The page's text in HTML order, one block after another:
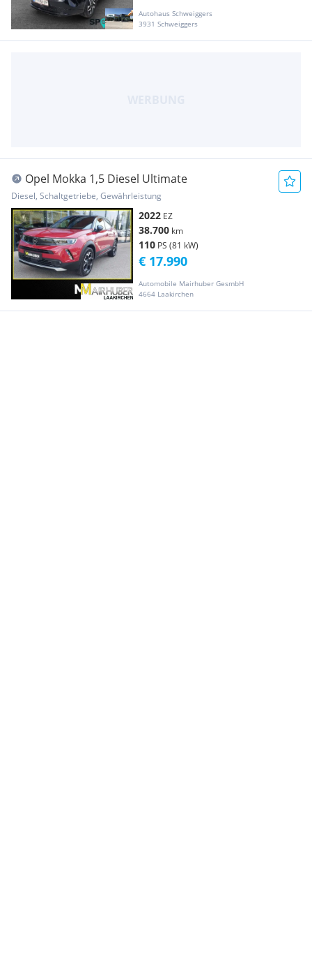
Autohaus Schweiggers
3931 Schweiggers
Opel Mokka 1,5 Diesel Ultimate
Diesel, Schaltgetriebe, Gewährleistung
2022 EZ
38.700 km
110 PS (81 kW)
Automobile Mairhuber GesmbH
4664 Laakirchen
€ 17.990